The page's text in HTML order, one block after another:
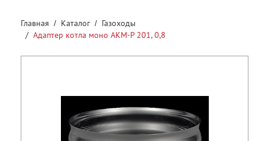
Главная Каталог
Газоходы
Адаптер котла моно АКМ-Р 201, 0,8